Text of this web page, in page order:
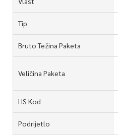
Tip
Bruto Težina Paketa
Veličina Paketa
HS Kod
Podrijetlo